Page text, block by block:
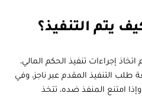
يتم التنفيذ؟
إجراءات تنفيذ الحكم المالي،
التنفيذ المقدم عبر ناجز، وفي
وإذا امتنع المنفذ ضده، تتخذ